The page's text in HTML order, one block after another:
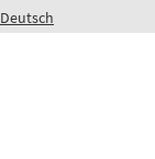
Deutsch